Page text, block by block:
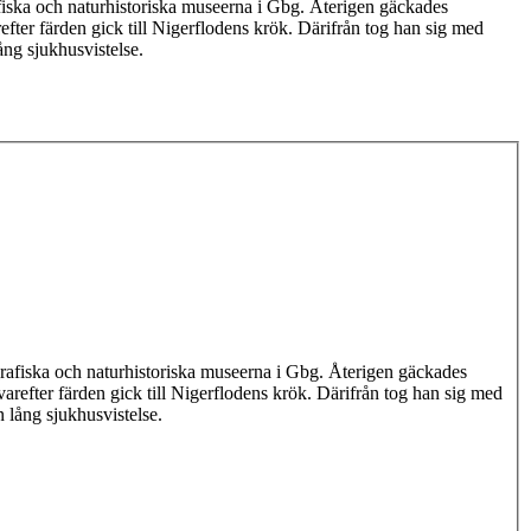
och naturhistoriska museerna i Gbg. Återigen gäckades
färden gick till Nigerflodens krök. Därifrån tog han sig med
sjukhusvistelse.
och naturhistoriska museerna i Gbg. Återigen gäckades
färden gick till Nigerflodens krök. Därifrån tog han sig med
sjukhusvistelse.